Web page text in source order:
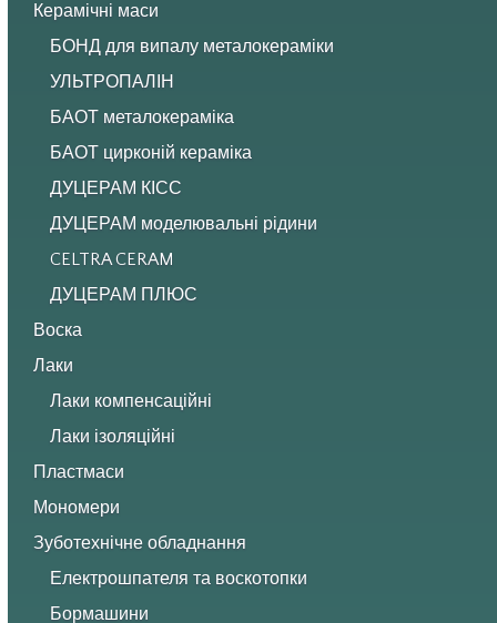
Керамічні маси
БОНД для випалу металокераміки
УЛЬТРОПАЛІН
БАОТ металокераміка
БАОТ цирконій кераміка
ДУЦЕРАМ КІСС
ДУЦЕРАМ моделювальні рідини
CELTRA CERAM
ДУЦЕРАМ ПЛЮС
Воска
Лаки
Лаки компенсаційні
Лаки ізоляційні
Пластмаси
Мономери
Зуботехнічне обладнання
Електрошпателя та воскотопки
Бормашини